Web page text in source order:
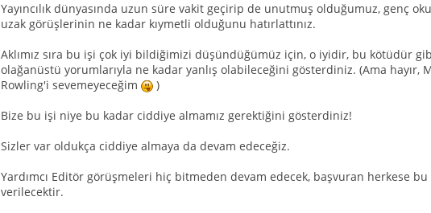
Yayıncılık dünyasında uzun süre vakit geçirip de unutmuş olduğumuz, genç
uzak görüşlerinin ne kadar kıymetli olduğunu hatırlattınız.
Aklımız sıra bu işi çok iyi bildiğimizi düşündüğümüz için, o iyidir, bu kötüdür
olağanüstü yorumlarıyla ne kadar yanlış olabileceğini gösterdiniz. (Ama hayır,
Rowling'i sevemeyeceğim
)
Bize bu işi niye bu kadar ciddiye almamız gerektiğini gösterdiniz!
Sizler var oldukça ciddiye almaya da devam edeceğiz.
Yardımcı Editör görüşmeleri hiç bitmeden devam edecek, başvuran herkese
verilecektir.